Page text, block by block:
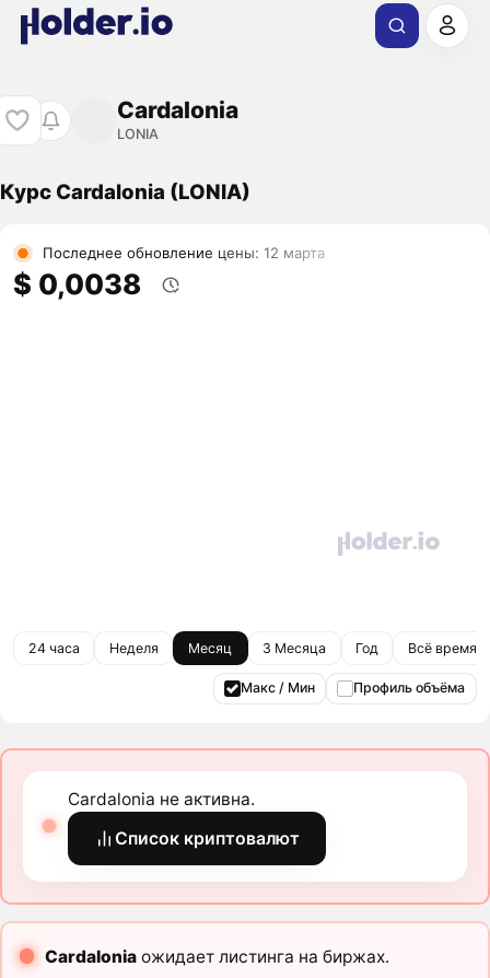
Cardalonia
LONIA
Курс Cardalonia (LONIA)
Последнее обновление цены: 12 марта
$ 0,0038
24 часа Неделя Месяц 3 Месяца Год Всё время
Макс / Мин Профиль объёма
Cardalonia не активна.
Список криптовалют
Cardaloniaожидает листинга на биржах.